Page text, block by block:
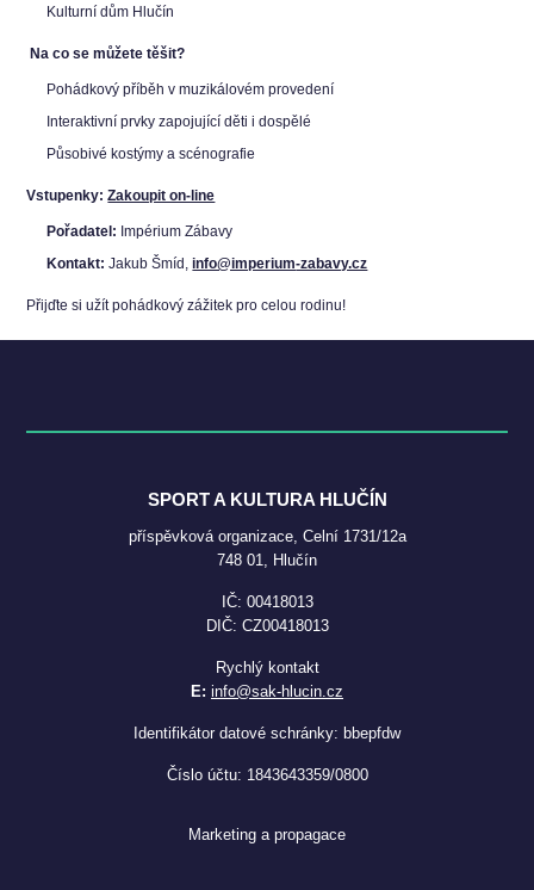
Kulturní dům Hlučín
Na co se můžete těšit?
Pohádkový příběh v muzikálovém provedení
Interaktivní prvky zapojující děti i dospělé
Působivé kostýmy a scénografie
Vstupenky: Zakoupit on-line
Pořadatel: Impérium Zábavy
Kontakt: Jakub Šmíd,info@imperium-zabavy.cz
Přijďte si užít pohádkový zážitek pro celou rodinu!
SPORT A KULTURA HLUČÍN
příspěvková organizace, Celní 1731/12a
748 01, Hlučín
IČ: 00418013
DIČ: CZ00418013
Rychlý kontakt
E: info@sak-hlucin.cz
Identifikátor datové schránky: bbepfdw
Číslo účtu: 1843643359/0800
Marketing a propagace